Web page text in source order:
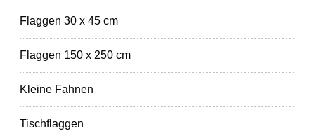
Flaggen 30 x 45 cm
Flaggen 150 x 250 cm
Kleine Fahnen
Tischflaggen